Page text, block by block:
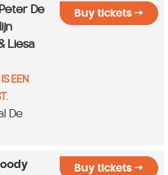
De
Liesa
EEN
De
Buy tickets
Buy tickets